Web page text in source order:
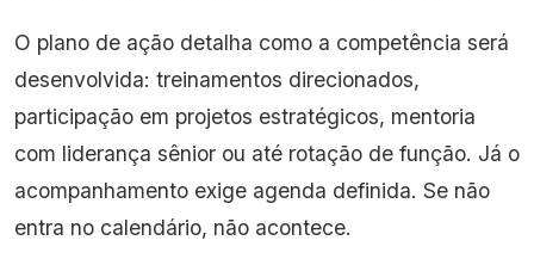
O plano de ação detalha como a competência será
desenvolvida: treinamentos direcionados,
participação em projetos estratégicos, mentoria
com liderança sênior ou até rotação de função. Já o
acompanhamento exige agenda definida. Se não
entra no calendário, não acontece.